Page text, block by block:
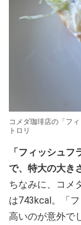
コメダ珈琲店の「フ
トロリ
「フィッシュ
で、特大の大き
ちなみに、コメ
は743kcal。「
高いのが意外で